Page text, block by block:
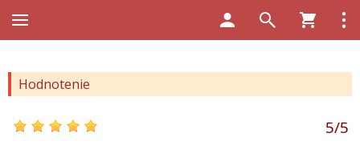
Hodnotenie
5/5